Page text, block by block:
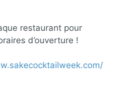
restaurant pour
d’ouverture !